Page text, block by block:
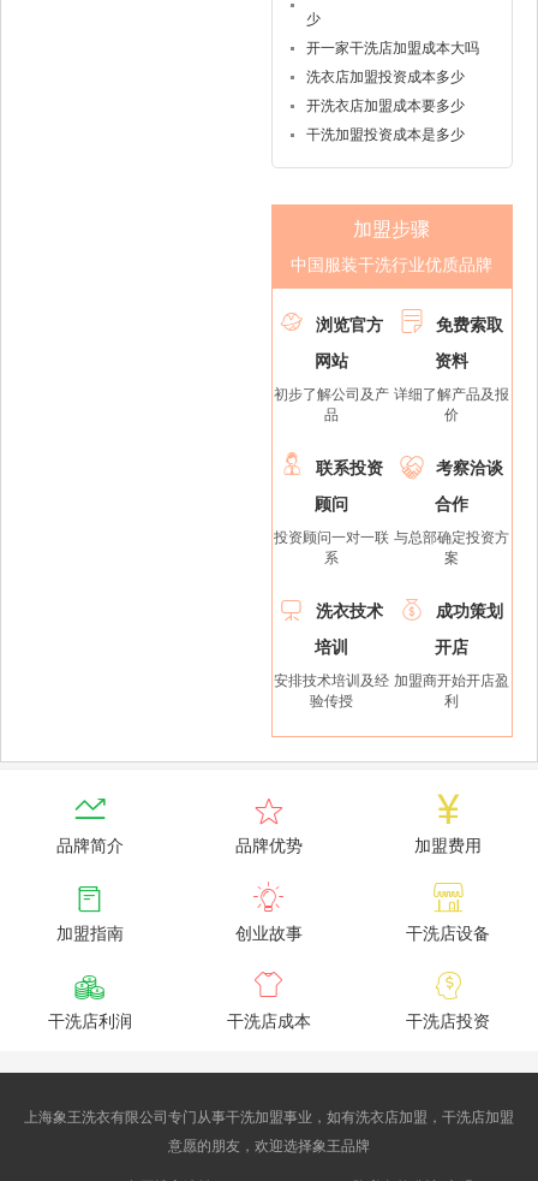
少
开一家干洗店加盟成本大吗
洗衣店加盟投资成本多少
开洗衣店加盟成本要多少
干洗加盟投资成本是多少
加盟步骤
中国服装干洗行业优质品牌

浏览官方
网站
初步了解公司及产
品

免费索取
资料
详细了解产品及报
价

联系投资
顾问
投资顾问一对一联
系

考察洽谈
合作
与总部确定投资方
案

洗衣技术
培训
安排技术培训及经
验传授

成功策划
开店
加盟商开始开店盈
利

品牌简介

品牌优势

加盟费用

加盟指南

创业故事

干洗店设备

干洗店利润

干洗店成本

干洗店投资
上海象王洗衣有限公司专门从事干洗加盟事业，如有洗衣店加盟，干洗店加盟
意愿的朋友，欢迎选择象王品牌